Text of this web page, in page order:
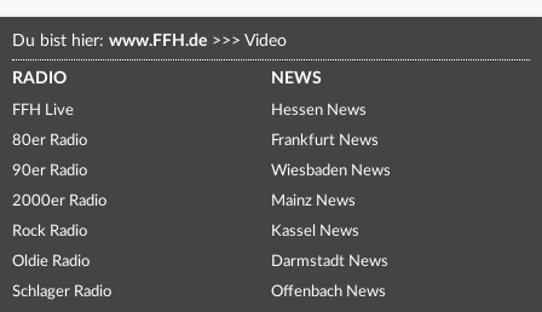
Du bist hier: www.FFH.de >>> Video
RADIO
FFH Live
80er Radio
90er Radio
2000er Radio
Rock Radio
Oldie Radio
Schlager Radio
NEWS
Hessen News
Frankfurt News
Wiesbaden News
Mainz News
Kassel News
Darmstadt News
Offenbach News